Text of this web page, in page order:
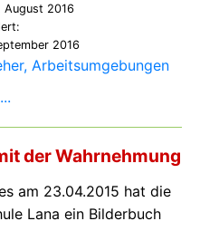
2016
2016
Arbeitsumgebungen
der Wahrnehmung
am 23.04.2015 hat die
Lana ein Bilderbuch